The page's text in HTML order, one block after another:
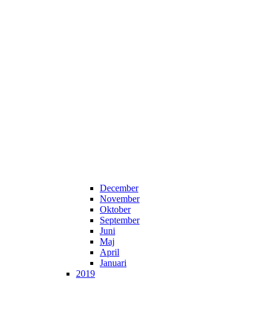
December
November
Oktober
September
Juni
Maj
April
Januari
2019